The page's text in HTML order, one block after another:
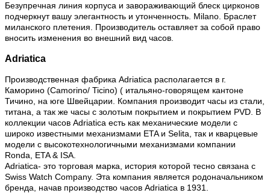
Безупречная линия корпуса и завораживающий блеск цирконов
подчеркнут вашу элегантность и утонченность. Milano. Браслет
миланского плетения. Производитель оставляет за собой право
вносить изменения во внешний вид часов.
Adriatica
Производственная фабрика Adriatica располагается в г.
Каморино (Camorino/ Ticino) ( итальяно-говорящем кантоне
Тичино, на юге Швейцарии. Компания производит часы из стали,
титана, а так же часы с золотым покрытием и покрытием PVD. В
коллекции часов Adriatica есть как механические модели с
широко известными механизмами ETA и Selita, так и кварцевые
модели с высокотехнологичными механизмами компании
Ronda, ETA & ISA.
Adriatica- это торговая марка, история которой тесно связана с
Swiss Watch Company. Эта компания является родоначальником
бренда, начав производство часов Adriatica в 1931.